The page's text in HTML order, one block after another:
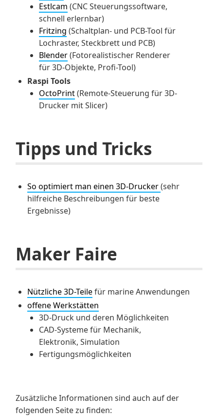
Estlcam (CNC Steuerungssoftware,
schnell erlernbar)
Fritzing (Schaltplan- und PCB-Tool für
Lochraster, Steckbrett und PCB)
Blender(Fotorealistischer Renderer
für 3D-Objekte, Profi-Tool)
Raspi Tools
OctoPrint(Remote-Steuerung für 3D-
Drucker mit Slicer)
Tipps und Tricks
So optimiert man einen 3D-Drucker(sehr
hilfreiche Beschreibungen für beste
Ergebnisse)
Maker Faire
Nützliche 3D-Teilefür marine Anwendungen
offene Werkstätten
3D-Druck und deren Möglichkeiten
CAD-Systeme für Mechanik,
Elektronik, Simulation
Fertigungsmöglichkeiten
Zusätzliche Informationen sind auch auf der
folgenden Seite zu finden: